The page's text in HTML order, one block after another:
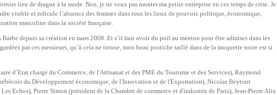
lieu de drague à la mode. Non, je ne veux pas monter ma petite entreprise en ces temps de crise. Je
visible et ridicule l’absence des femmes dans tous les lieux de pouvoir, politique, économique,
masculine dans la société française.
Barbe depuis sa création en mars 2008. Et s’il faut avoir du poil au menton pour être admises dans les
par ces messieurs, qu’à cela ne tienne, mon beau postiche taillé dans de la moquette noire est si
d’Etat chargé du Commerce, de l'Artisanat et des PME du Tourisme et des Services), Raymond
du Développement économique, de l'Innovation et de l'Exportation), Nicolas Beytout
Echos), Pierre Simon (président de la Chambre de commerce et d'industrie de Paris), Jean-Pierre Alix